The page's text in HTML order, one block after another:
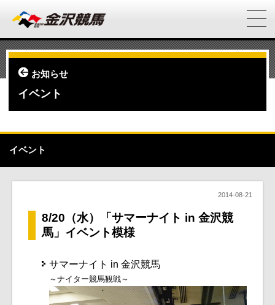
お知らせ
イベント
イベント
2014-08-21
8/20（水）「サマーナイト in 金沢競
馬」イベント模様
サマーナイト in 金沢競馬
～ナイター競馬観戦～